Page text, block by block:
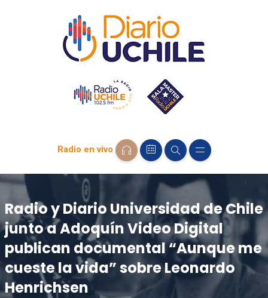
Radio en vivo
Radio y Diario Universidad de Chile
junto a Adoquín Video Digital
publican documental “Aunque me
cueste la vida” sobre Leonardo
Henrichsen